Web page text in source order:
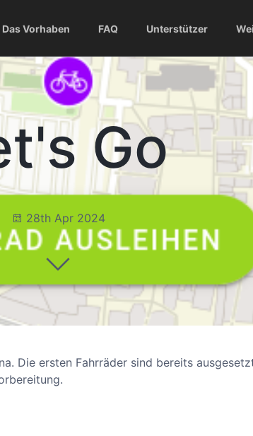
Das Vorhaben FAQ Unterstützer
Go
28th Apr 2024
Die ersten Fahrräder sind bereits